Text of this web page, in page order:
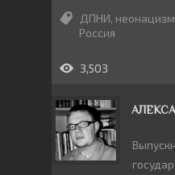
ДПНИ, неонацизм
Россия
3,503